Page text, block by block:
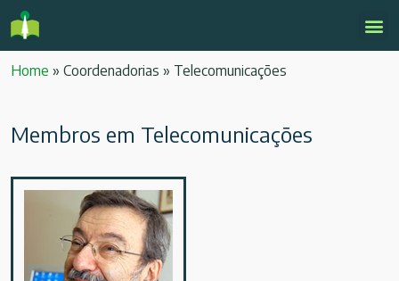
Home » Coordenadorias » Telecomunicações
Membros em Telecomunicações